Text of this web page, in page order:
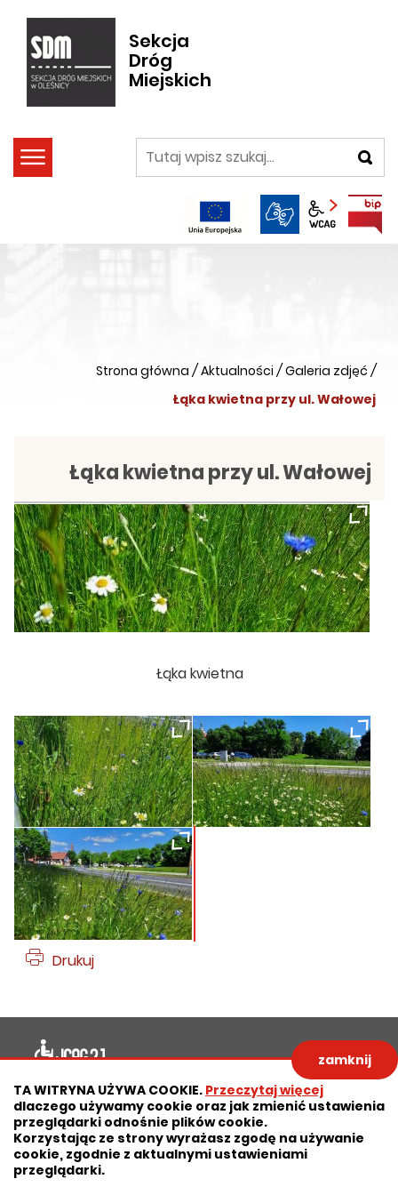
TA WITRYNA UŻYWA COOKIE. Przeczytaj więcej
dlaczego używamy cookie oraz jak zmienić ustawienia
przeglądarki odnośnie plików cookie.
Korzystając ze strony wyrażasz zgodę na używanie
cookie, zgodnie z aktualnymi ustawieniami
przeglądarki.
zamknij
Sekcja
Dróg
Miejskich
szukaj
Panel
Strona główna / Aktualności / Galeria zdjęć /
Łąka kwietna przy ul. Wałowej
Łąka kwietna przy ul. Wałowej
Łąka kwietna
Drukuj
Deklaracja dostępności
Polityka prywatności
Zastrzeżenia prawne
RODO
Deklaracja dostępności
Mapa strony